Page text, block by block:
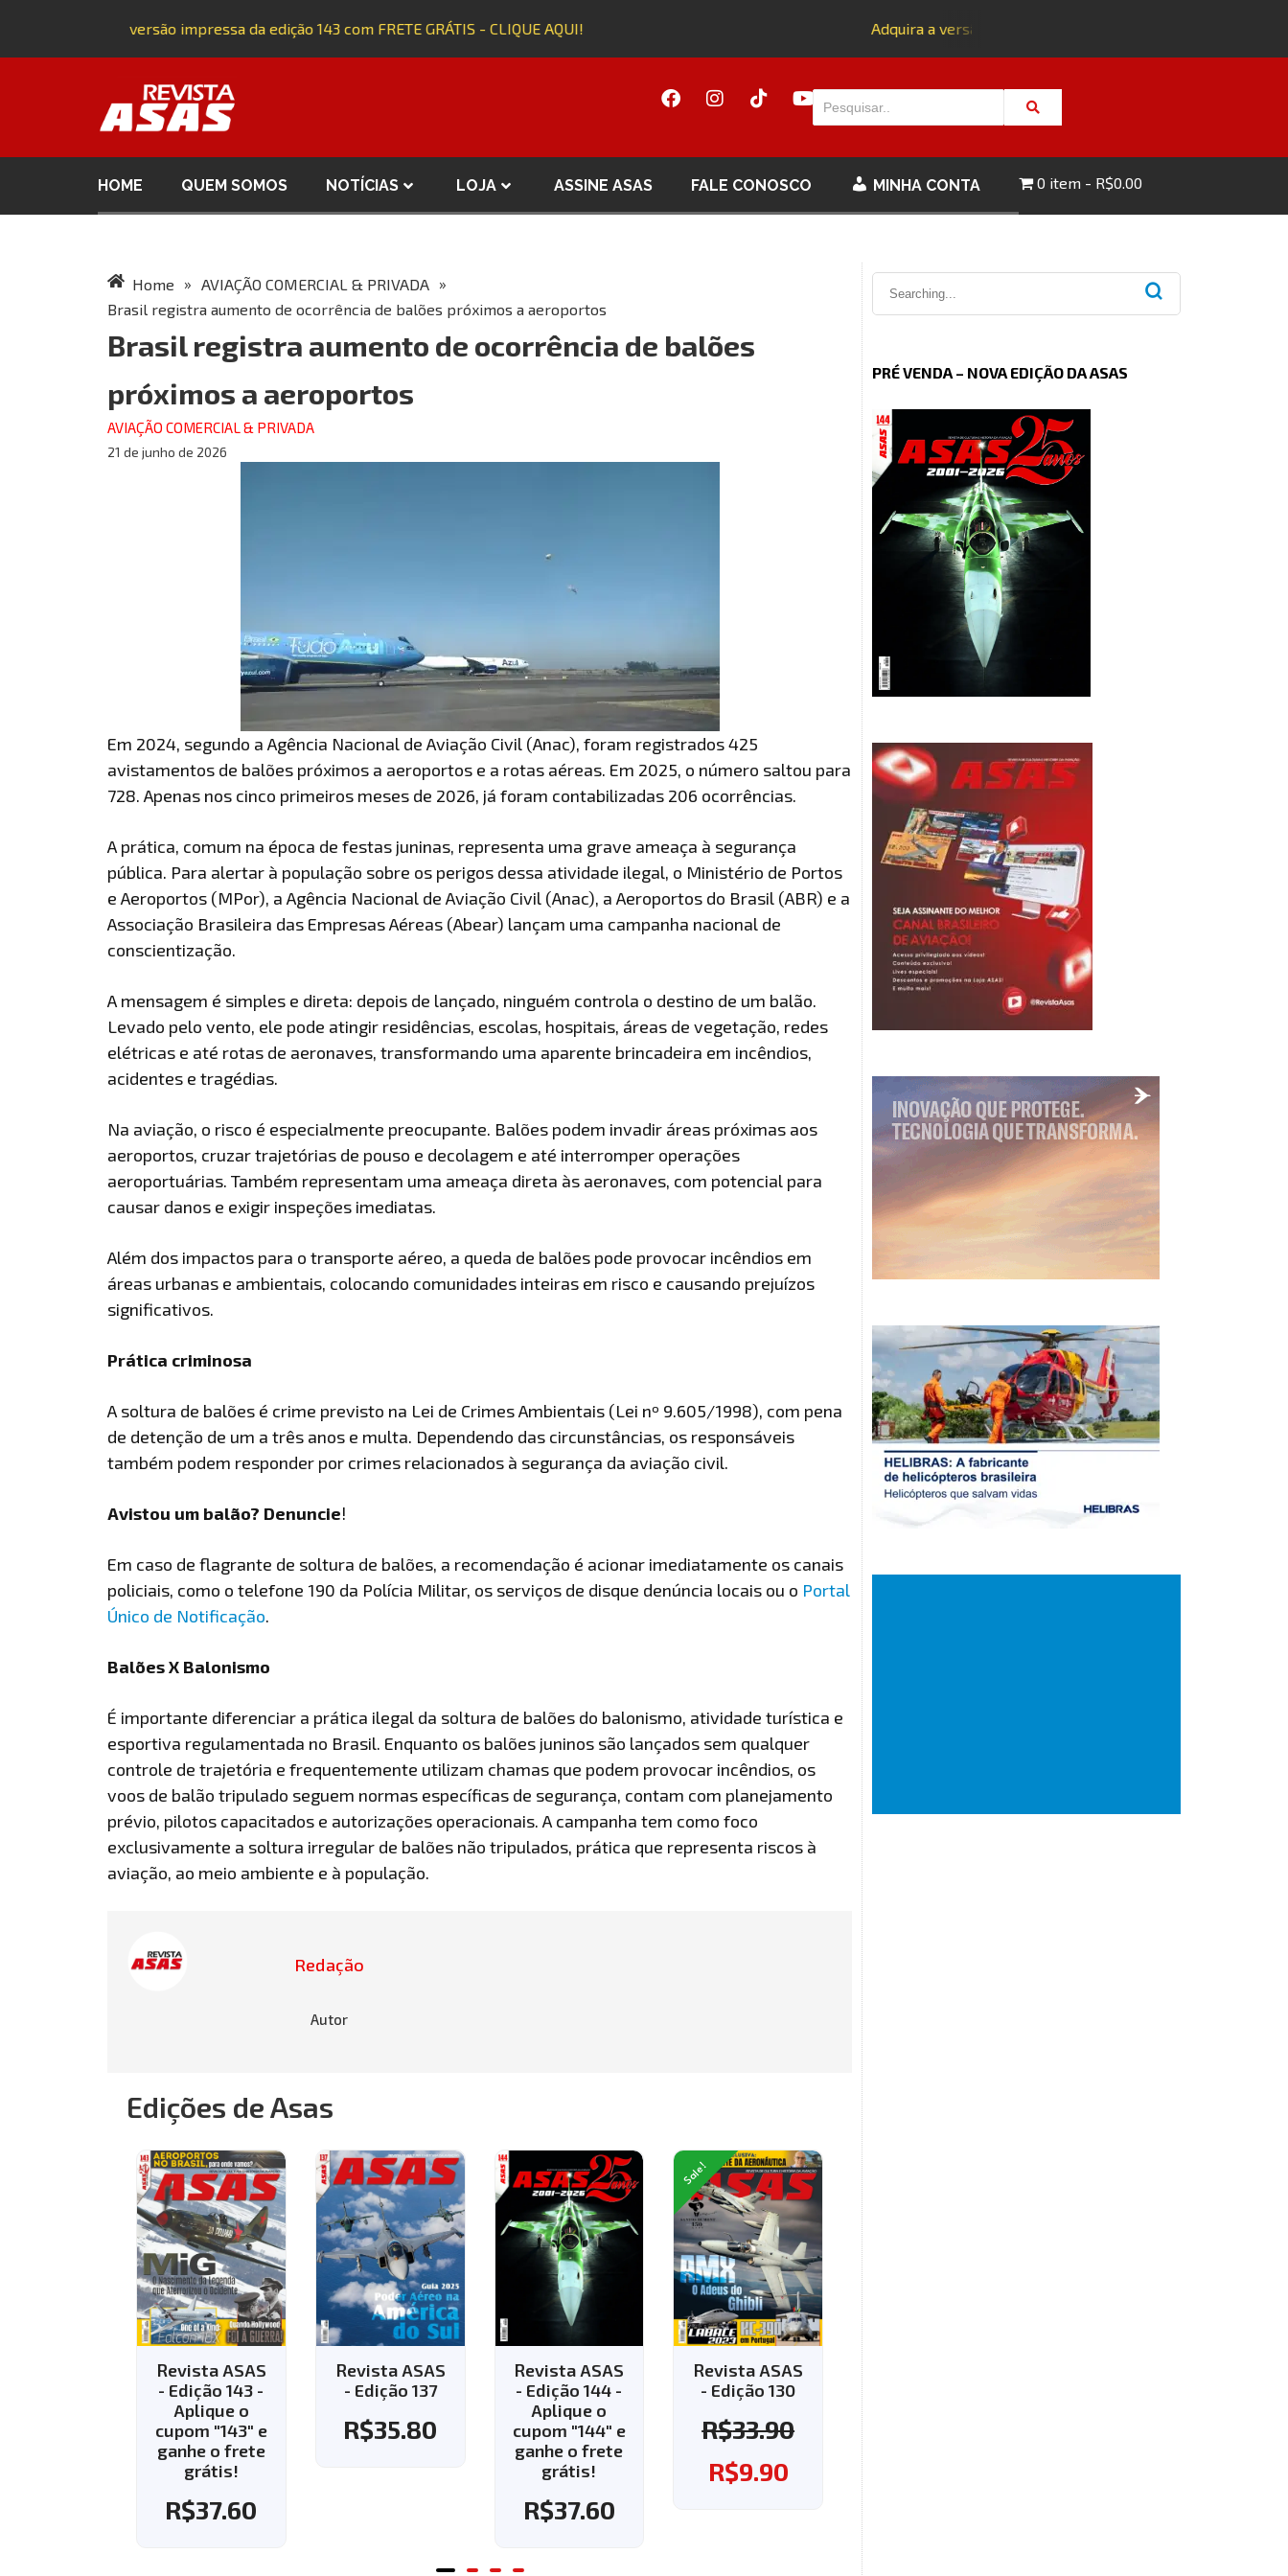
Adquira a versão impressa da edição 143 com FRETE GRÁTIS - CLIQUE AQUI! Adquira a versão impressa da edição 143 com FRETE GRÁTIS -
HOME QUEM SOMOS NOTÍCIAS LOJA ASSINE ASAS FALE CONOSCO MINHA CONTA 0 item R$0.00
Home » AVIAÇÃO COMERCIAL & PRIVADA »
Brasil registra aumento de ocorrência de balões próximos a aeroportos
Brasil registra aumento de ocorrência de balões
próximos a aeroportos
AVIAÇÃO COMERCIAL & PRIVADA
21 de junho de 2026
Em 2024, segundo a Agência Nacional de Aviação Civil (Anac), foram registrados 425
avistamentos de balões próximos a aeroportos e a rotas aéreas. Em 2025, o número saltou para
728. Apenas nos cinco primeiros meses de 2026, já foram contabilizadas 206 ocorrências.
A prática, comum na época de festas juninas, representa uma grave ameaça à segurança
pública. Para alertar à população sobre os perigos dessa atividade ilegal, o Ministério de Portos
e Aeroportos (MPor), a Agência Nacional de Aviação Civil (Anac), a Aeroportos do Brasil (ABR) e a
Associação Brasileira das Empresas Aéreas (Abear) lançam uma campanha nacional de
conscientização.
A mensagem é simples e direta: depois de lançado, ninguém controla o destino de um balão.
Levado pelo vento, ele pode atingir residências, escolas, hospitais, áreas de vegetação, redes
elétricas e até rotas de aeronaves, transformando uma aparente brincadeira em incêndios,
acidentes e tragédias.
Na aviação, o risco é especialmente preocupante. Balões podem invadir áreas próximas aos
aeroportos, cruzar trajetórias de pouso e decolagem e até interromper operações
aeroportuárias. Também representam uma ameaça direta às aeronaves, com potencial para
causar danos e exigir inspeções imediatas.
Além dos impactos para o transporte aéreo, a queda de balões pode provocar incêndios em
áreas urbanas e ambientais, colocando comunidades inteiras em risco e causando prejuízos
significativos.
Prática criminosa
A soltura de balões é crime previsto na Lei de Crimes Ambientais (Lei nº 9.605/1998), com pena
de detenção de um a três anos e multa. Dependendo das circunstâncias, os responsáveis
também podem responder por crimes relacionados à segurança da aviação civil.
Avistou um balão? Denuncie!
Em caso de flagrante de soltura de balões, a recomendação é acionar imediatamente os canais
policiais, como o telefone 190 da Polícia Militar, os serviços de disque denúncia locais ou o Portal
Único de Notificação.
Balões X Balonismo
É importante diferenciar a prática ilegal da soltura de balões do balonismo, atividade turística e
esportiva regulamentada no Brasil. Enquanto os balões juninos são lançados sem qualquer
controle de trajetória e frequentemente utilizam chamas que podem provocar incêndios, os
voos de balão tripulado seguem normas específicas de segurança, contam com planejamento
prévio, pilotos capacitados e autorizações operacionais. A campanha tem como foco
exclusivamente a soltura irregular de balões não tripulados, prática que representa riscos à
aviação, ao meio ambiente e à população.
Redação
Autor
Edições de Asas
Revista ASAS
- Edição 137
R$35.80
Revista ASAS
- Edição 144 -
cupom "144" e
Sale!
Revista ASAS
- Edição 130
R$33.90
R$9.90
Revista ASAS
- Edição 143 -
cupom "143" e
grátis!
PRÉ VENDA – NOVA EDIÇÃO DA ASAS